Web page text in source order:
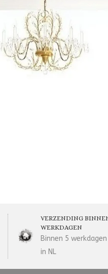
VERZENDING
WERKDAGEN
Binnen 5
in NL